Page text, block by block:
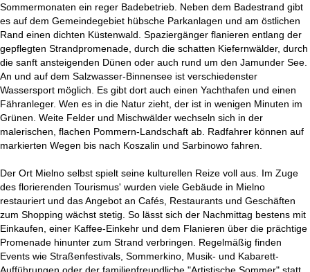
Sommermonaten ein reger Badebetrieb. Neben dem Badestrand gibt
es auf dem Gemeindegebiet hübsche Parkanlagen und am östlichen
Rand einen dichten Küstenwald. Spaziergänger flanieren entlang der
gepflegten Strandpromenade, durch die schatten Kiefernwälder, durch
die sanft ansteigenden Dünen oder auch rund um den Jamunder See.
An und auf dem Salzwasser-Binnensee ist verschiedenster
Wassersport möglich. Es gibt dort auch einen Yachthafen und einen
Fähranleger. Wen es in die Natur zieht, der ist in wenigen Minuten im
Grünen. Weite Felder und Mischwälder wechseln sich in der
malerischen, flachen Pommern-Landschaft ab. Radfahrer können auf
markierten Wegen bis nach Koszalin und Sarbinowo fahren.
Der Ort Mielno selbst spielt seine kulturellen Reize voll aus. Im Zuge
des florierenden Tourismus' wurden viele Gebäude in Mielno
restauriert und das Angebot an Cafés, Restaurants und Geschäften
zum Shopping wächst stetig. So lässt sich der Nachmittag bestens mit
Einkaufen, einer Kaffee-Einkehr und dem Flanieren über die prächtige
Promenade hinunter zum Strand verbringen. Regelmäßig finden
Events wie Straßenfestivals, Sommerkino, Musik- und Kabarett-